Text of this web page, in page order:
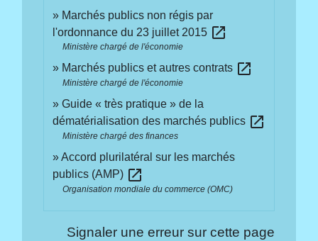
Marchés publics non régis par
l'ordonnance du 23 juillet 2015 open_in_new
Ministère chargé de l'économie
Marchés publics et autres contrats open_in_new
Ministère chargé de l'économie
Guide « très pratique » de la
dématérialisation des marchés publics open_in_new
Ministère chargé des finances
Accord plurilatéral sur les marchés
publics (AMP) open_in_new
Organisation mondiale du commerce (OMC)
Signaler une erreur sur cette page